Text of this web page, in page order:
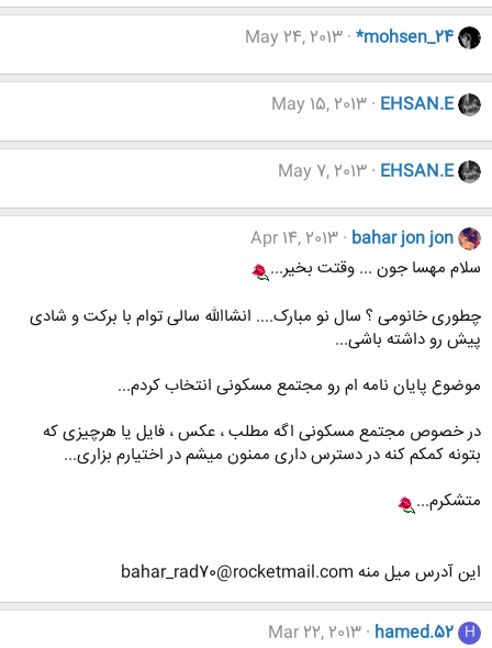
*mohsen_24
May 24, 2013
EHSAN.E
May 15, 2013
EHSAN.E
May 7, 2013
bahar jon jon
Apr 14, 2013
سلام مهسا جون ... وقتت بخیر...
چطوری خانومی ؟ سال نو مبارک.... انشاالله سالی توام با برکت و شادی
پیش رو داشته باشی...
موضوع پایان نامه ام رو مجتمع مسکونی انتخاب کردم...
در خصوص مجتمع مسکونی اگه مطلب ، عکس ، فایل یا هرچیزی که
بتونه کمکم کنه در دسترس داری ممنون میشم در اختیارم بزاری...
متشکرم...
این آدرس میل منه bahar_rad70@rocketmail.com
H
hamed.52
Mar 22, 2013